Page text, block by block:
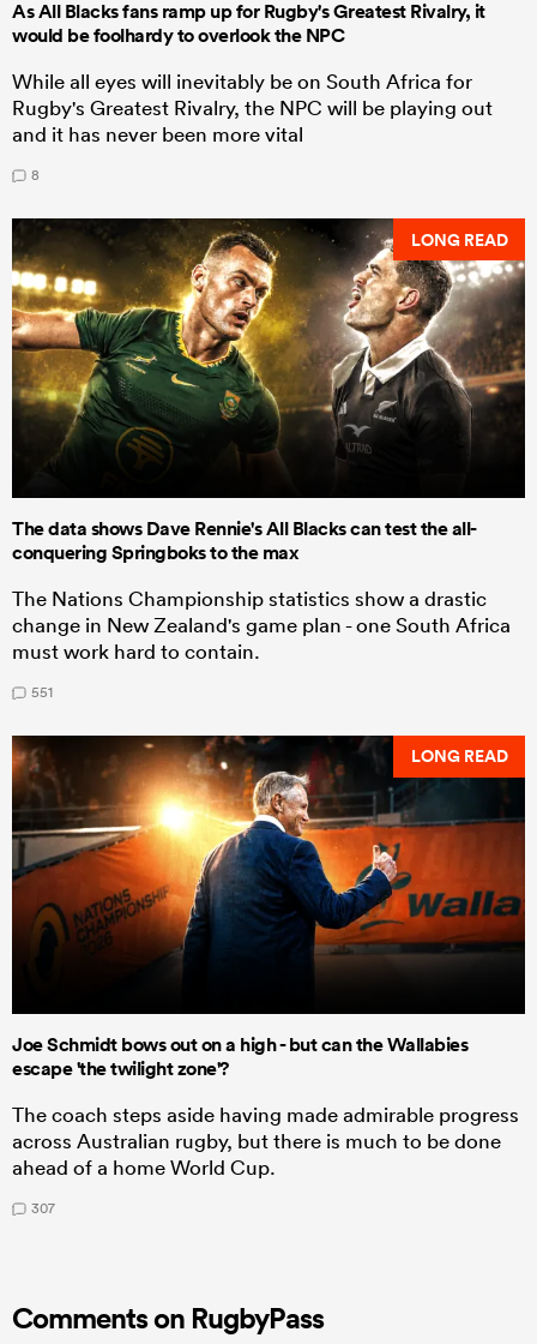
As All Blacks fans ramp up for Rugby's Greatest Rivalry, it
would be foolhardy to overlook the NPC
While all eyes will inevitably be on South Africa for
Rugby's Greatest Rivalry, the NPC will be playing out
and it has never been more vital
8
LONG READ
The data shows Dave Rennie's All Blacks can test the all-
conquering Springboks to the max
The Nations Championship statistics show a drastic
change in New Zealand's game plan - one South Africa
must work hard to contain.
551
LONG READ
Joe Schmidt bows out on a high - but can the Wallabies
escape 'the twilight zone'?
The coach steps aside having made admirable progress
across Australian rugby, but there is much to be done
ahead of a home World Cup.
307
Comments on RugbyPass